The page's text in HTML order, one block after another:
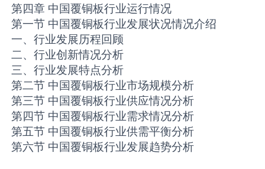
第四章 中国覆铜板行业运行情况
第一节 中国覆铜板行业发展状况情况介绍
一、行业发展历程回顾
二、行业创新情况分析
三、行业发展特点分析
第二节 中国覆铜板行业市场规模分析
第三节 中国覆铜板行业供应情况分析
第四节 中国覆铜板行业需求情况分析
第五节 中国覆铜板行业供需平衡分析
第六节 中国覆铜板行业发展趋势分析